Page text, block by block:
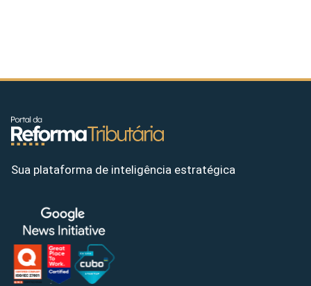
Sua plataforma de inteligência estratégica